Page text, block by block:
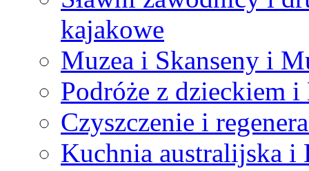
kajakowe
Muzea i Skanseny i
Podróże z dzieckiem i
Czyszczenie i
Kuchnia australijska i